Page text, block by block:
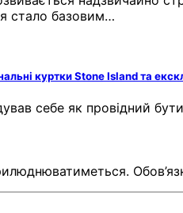
стало базовим…
куртки Stone Island та
себе як провідний